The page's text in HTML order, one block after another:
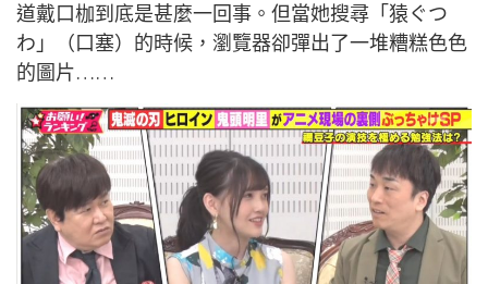
道戴口枷到底是甚麼一回事。但當她搜尋「猿ぐつ
わ」（口塞）的時候，瀏覽器卻彈出了一堆糟糕色色
的圖片……